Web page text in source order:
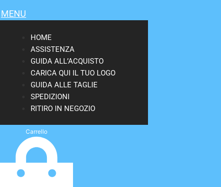
MENU
HOME
ASSISTENZA
GUIDA ALL’ACQUISTO
CARICA QUI IL TUO LOGO
GUIDA ALLE TAGLIE
SPEDIZIONI
RITIRO IN NEGOZIO
Carrello